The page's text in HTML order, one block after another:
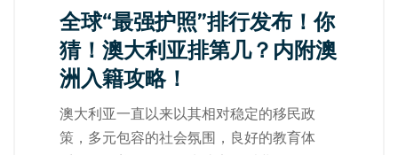
全球“最强护照”排行发布！你
猜！澳大利亚排第几？内附澳
洲入籍攻略！
澳大利亚一直以来以其相对稳定的移民政
策，多元包容的社会氛围，良好的教育体